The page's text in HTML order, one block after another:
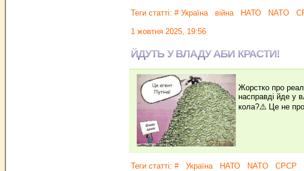
Теги статті: # Україна війна НАТО NATO
1 жовтня 2025, 19:56
ЙДУТЬ У ВЛАДУ АБИ КРАСТИ!
Жорстко про
насправді йде у
кола?⚠️ Це не
Теги статті: # Україна НАТО NATO СРСР